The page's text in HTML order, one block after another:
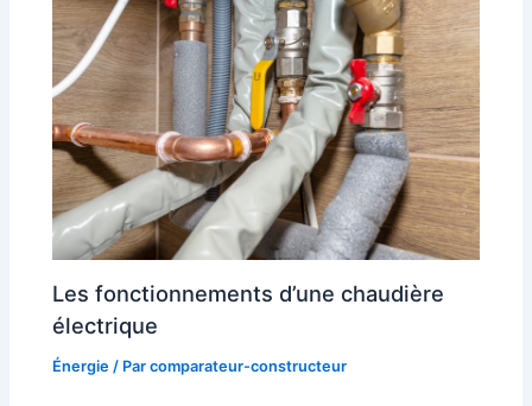
Les fonctionnements d’une chaudière
électrique
Énergie / Parcomparateur-constructeur